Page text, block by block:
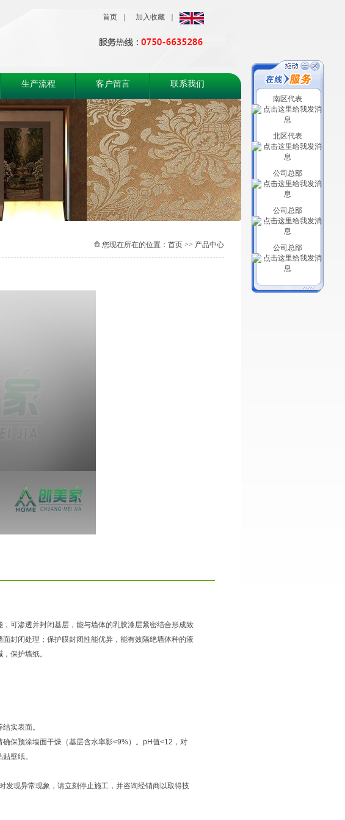
首页｜ 加入收藏｜
生产流程 客户留言 联系我们
您现在所在的位置：首页 >> 产品中心
可渗透并封闭基层，能与墙体的乳胶漆层紧密结合形成致
封闭处理；保护膜封闭性能优异，能有效隔绝墙体种的液
保护墙纸。
实表面。
保预涂墙面干燥（基层含水率影<9%）。pH值<12，对
壁纸。
现异常现象，请立刻停止施工，并咨询经销商以取得技
南区代表
北区代表
公司总部
公司总部
公司总部